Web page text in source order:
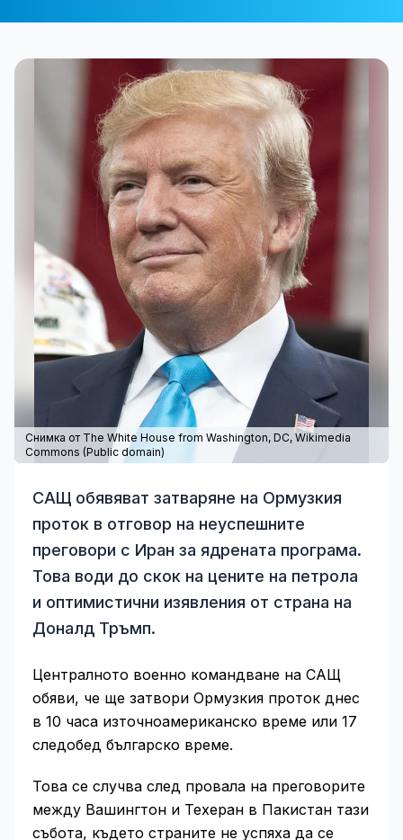
Снимка от The White House from Washington, DC, Wikimedia
Commons (Public domain)
САЩ обявяват затваряне на Ормузкия
проток в отговор на неуспешните
преговори с Иран за ядрената програма.
Това води до скок на цените на петрола
и оптимистични изявления от страна на
Доналд Тръмп.
Централното военно командване на САЩ
обяви, че ще затвори Ормузкия проток днес
в 10 часа източноамериканско време или 17
следобед българско време.
Това се случва след провала на преговорите
между Вашингтон и Техеран в Пакистан тази
събота, където страните не успяха да се